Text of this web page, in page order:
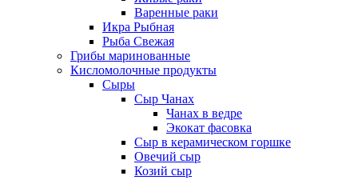
Варенные раки
Икра Рыбная
Рыба Свежая
Грибы маринованные
Кисломолочные продукты
Сыры
Сыр Чанах
Чанах в ведре
Экокат фасовка
Сыр в керамическом горшке
Овечий сыр
Козий сыр